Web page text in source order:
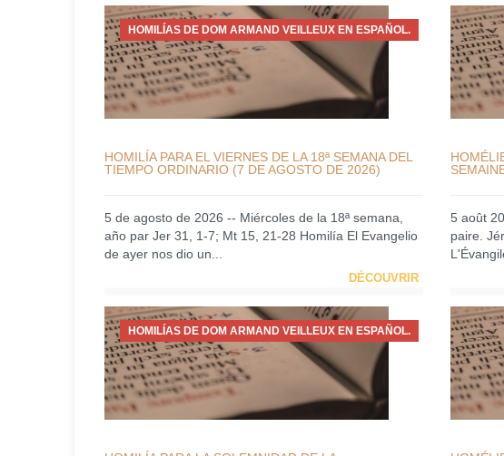
HOMILÍAS DE DOM ARMAND VEILLEUX EN ESPAÑOL.
HOMILÍA PARA EL VIERNES DE LA 18ª SEMANA DEL
TIEMPO ORDINARIO (7 DE AGOSTO DE 2026)
5 de agosto de 2026 -- Miércoles de la 18ª semana,
año par Jer 31, 1-7; Mt 15, 21-28 Homilía El Evangelio
de ayer nos dio un...
DÉCOUVRIR
5 août
paire.
HOMILÍAS DE DOM ARMAND VEILLEUX EN ESPAÑOL.